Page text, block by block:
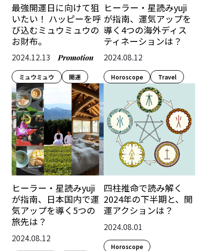
最強開運日に向けて狙
いたい！ ハッピーを呼
び込むミュウミュウの
お財布。
2024.12.13 Promotion
ミュウミュウ 開運
ヒーラー・星読みyuji
が指南、運気アップを
導く4つの海外ディス
ティネーションは？
2024.08.12
Horoscope Travel
ヒーラー・星読みyuji
が指南、日本国内で運
気アップを導く5つの
旅先は？
2024.08.12
四柱推命で読み解く
2024年の下半期と、開
運アクションは？
2024.08.01
Horoscope